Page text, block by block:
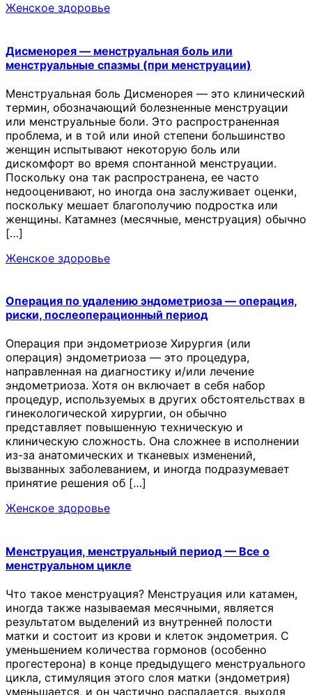
Женское здоровье
Дисменорея — менструальная боль или
менструальные спазмы (при менструации)
Менструальная боль Дисменорея — это клинический
термин, обозначающий болезненные менструации
или менструальные боли. Это распространенная
проблема, и в той или иной степени большинство
женщин испытывают некоторую боль или
дискомфорт во время спонтанной менструации.
Поскольку она так распространена, ее часто
недооценивают, но иногда она заслуживает оценки,
поскольку мешает благополучию подростка или
женщины. Катамнез (месячные, менструация) обычно
[…]
Женское здоровье
Операция по удалению эндометриоза — операция,
риски, послеоперационный период
Операция при эндометриозе Хирургия (или
операция) эндометриоза — это процедура,
направленная на диагностику и/или лечение
эндометриоза. Хотя он включает в себя набор
процедур, используемых в других обстоятельствах в
гинекологической хирургии, он обычно
представляет повышенную техническую и
клиническую сложность. Она сложнее в исполнении
из-за анатомических и тканевых изменений,
вызванных заболеванием, и иногда подразумевает
принятие решения об […]
Женское здоровье
Менструация, менструальный период — Все о
менструальном цикле
Что такое менструация? Менструация или катамен,
иногда также называемая месячными, является
результатом выделений из внутренней полости
матки и состоит из крови и клеток эндометрия. С
уменьшением количества гормонов (особенно
прогестерона) в конце предыдущего менструального
цикла, стимуляция этого слоя матки (эндометрия)
уменьшается, и он частично распадается, выходя